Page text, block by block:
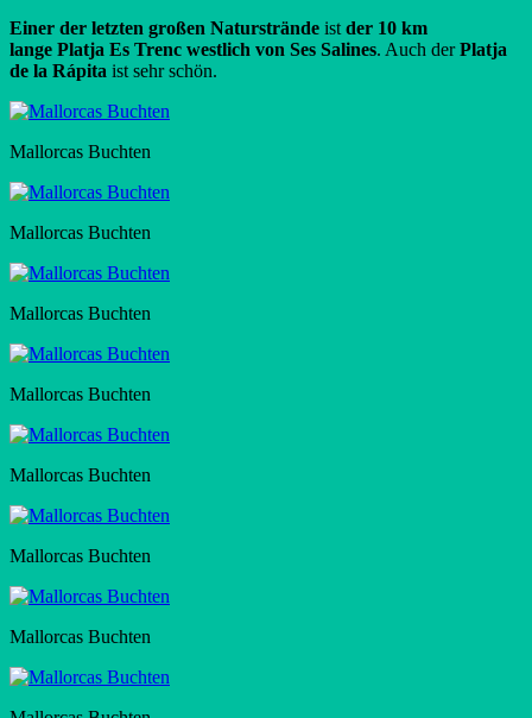
Einer der letzten großen Naturstrände istder 10 km
lange Platja Es Trenc westlich von Ses Salines. Auch derPlatja
de la Rápita ist sehr schön.
Mallorcas Buchten
Mallorcas Buchten
Mallorcas Buchten
Mallorcas Buchten
Mallorcas Buchten
Mallorcas Buchten
Mallorcas Buchten